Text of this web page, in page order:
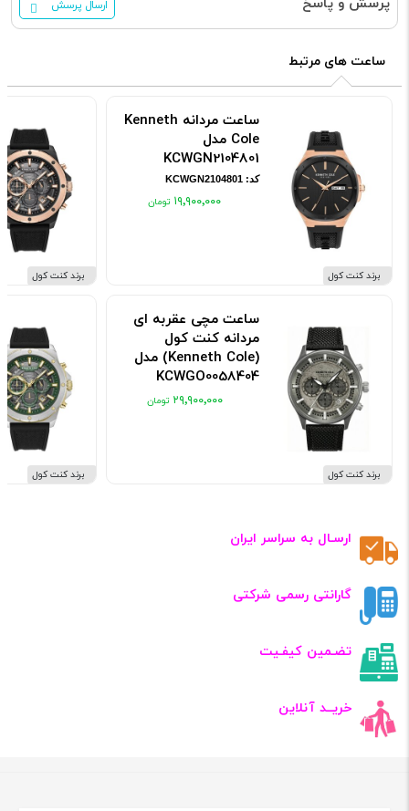
ارسال پرسش
ساعت های مرتبط
برند کنت کول
ساعت مردانه Kenneth
Cole مدل
KCWGN2104801
کد: KCWGN2104801
۱۹٬۹۰۰٬۰۰۰
برند کنت کول
ساعت مچی عقربه ای
مردانه کنت کول
(Kenneth Cole) مدل
KCWGO0058404
۲۹٬۹۰۰٬۰۰۰
برند کنت کول
برند کنت کول
ارسـال به سراسر ایران
گارانتی رسمی شرکتی
تضـمین کیفـیت
خریــد آنلاین